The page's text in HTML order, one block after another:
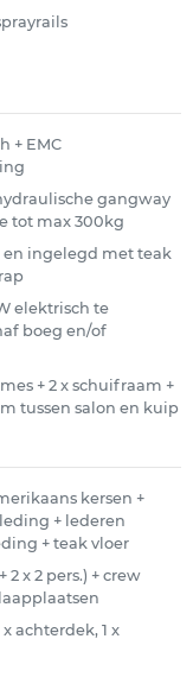
+ EMC
gangway
tot max 300kg
en ingelegd met teak
elektrisch te
boeg en/of
+ 2 x schuifraam +
tussen salon en kuip
kersen +
+ lederen
+ teak vloer
2 x 2 pers.) + crew
x achterdek, 1 x